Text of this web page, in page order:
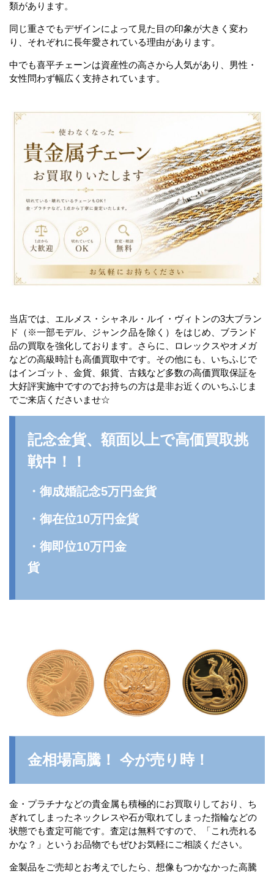
類があります。
同じ重さでもデザインによって見た目の印象が大きく変わ
り、それぞれに長年愛されている理由があります。
中でも喜平チェーンは資産性の高さから人気があり、男性・
女性問わず幅広く支持されています。
当店では、エルメス・シャネル・ルイ・ヴィトンの3大ブラン
ド（※一部モデル、ジャンク品を除く）をはじめ、ブランド
品の買取を強化しております。さらに、ロレックスやオメガ
などの高級時計も高価買取中です。その他にも、いちふじで
はインゴット、金貨、銀貨、古銭など多数の高価買取保証を
大好評実施中ですのでお持ちの方は是非お近くのいちふじま
でご来店くださいませ☆
記念金貨、額面以上で高価買取挑
戦中！！
・御成婚記念5万円金貨
・御在位10万円金貨
・御即位10万円金
貨
金相場高騰！ 今が売り時！
金・プラチナなどの貴金属も積極的にお買取りしており、ち
ぎれてしまったネックレスや石が取れてしまった指輪などの
状態でも査定可能です。査定は無料ですので、「これ売れる
かな？」というお品物でもぜひお気軽にご相談ください。
金製品をご売却とお考えでしたら、想像もつかなかった高騰